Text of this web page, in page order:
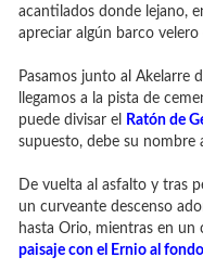
acantilados donde lejano,
apreciar algún barco velero
Pasamos junto al Akelarre
llegamos a la pista de
puede divisar el
Ratón de
supuesto, debe su nombre
De vuelta al asfalto y tras
un curveante descenso
hasta Orio, mientras en
paisaje con el Ernio al fondo